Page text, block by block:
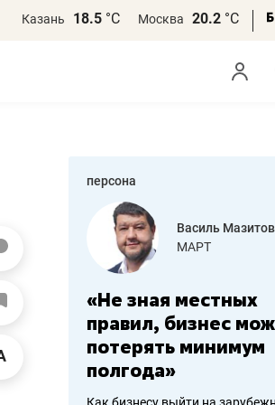
Казань 18.5 °С Москва 20.2 °С
персона
работа
Василь Мазитов
МАРТ
«Не зная местных
правил, бизнес
потерять минимум
полгода»